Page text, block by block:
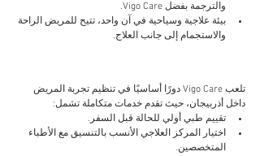
والترجمة بفضل Vigo Care.
بيئة علاجية وسياحية في آن واحد، تتيح للمريض الراحة
والاستجمام إلى جانب العلاج.
تلعب Vigo Care دورًا أساسيًا في تنظيم تجربة المريض
داخل أذربيجان، حيث تقدم خدمات متكاملة تشمل:
تقييم طبي أولي للحالة قبل السفر.
اختيار المركز العلاجي الأنسب بالتنسيق مع الأطباء
المتخصصين.